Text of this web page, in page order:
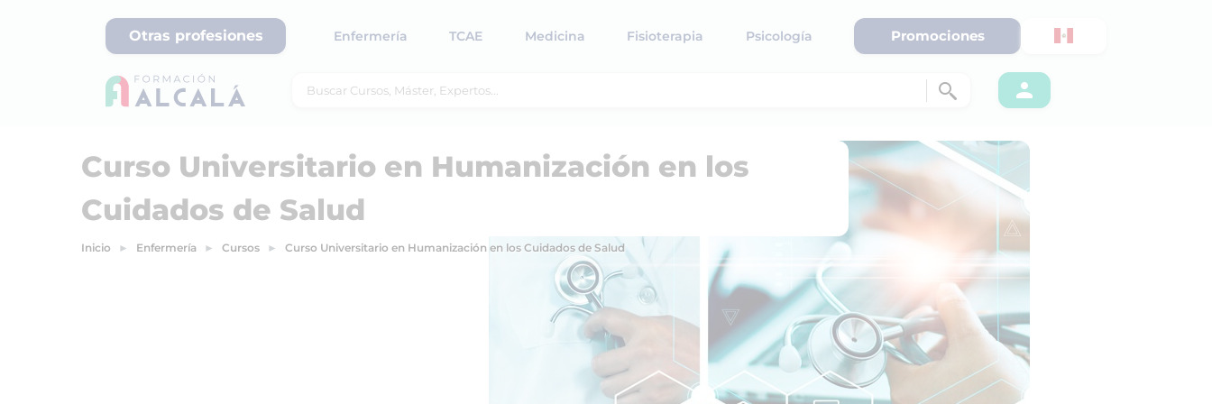
Otras profesiones Enfermería TCAE Medicina Fisioterapia Psicología Promociones
Curso Universitario en Humanización en los
Cuidados de Salud
Inicio Enfermería Cursos Curso Universitario en Humanización en los Cuidados de Salud